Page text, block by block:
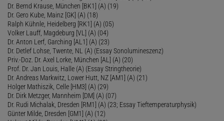
Dr. Bernd Krause, München [BK1] (A) (19)
Dr. Gero Kube, Mainz [GK] (A) (18)
Ralph Kühnle, Heidelberg [RK1] (A) (05)
Volker Lauff, Magdeburg [VL] (A) (04)
Dr. Anton Lerf, Garching [AL1] (A) (23)
Dr. Detlef Lohse, Twente, NL (A) (Essay Sonolumineszenz)
Priv.-Doz. Dr. Axel Lorke, München [AL] (A) (20)
Prof. Dr. Jan Louis, Halle (A) (Essay Stringtheorie)
Dr. Andreas Markwitz, Lower Hutt, NZ [AM1] (A) (21)
Holger Mathiszik, Celle [HM3] (A) (29)
Dr. Dirk Metzger, Mannheim [DM] (A) (07)
Dr. Rudi Michalak, Dresden [RM1] (A) (23; Essay Tieftemperaturphysik)
Günter Milde, Dresden [GM1] (A) (12)